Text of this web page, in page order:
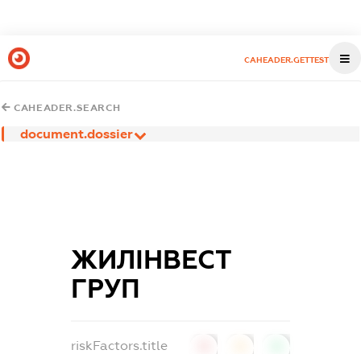
CAHEADER.GETTEST
CAHEADER.SEARCH
document.dossier
ЖИЛІНВЕСТ
ГРУП
riskFactors.title